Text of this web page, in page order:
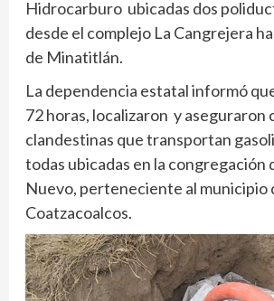
Hidrocarburo ubicadas dos
desde el complejo La Cangrejera
de Minatitlán.
La dependencia estatal informó
72 horas, localizaron y aseguraron
clandestinas que transportan
todas ubicadas en la congregación
Nuevo, perteneciente al municipio
Coatzacoalcos.